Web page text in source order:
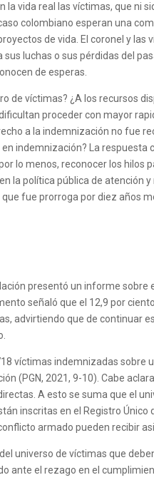
la vida real las víctimas, que ni
colombiano esperan una
de vida. El coronel y
luchas o sus pérdidas del
de esperas.
de víctimas? ¿A los recursos
proceder con mayor
a la indemnización no fue
indemnización? La respuesta
lo menos, reconocer los hilos
la política pública de atención
fue prorroga por diez años
presentó un informe
señaló que el 12,9 por
advirtiendo que de continuar
víctimas indemnizadas sobre
(PGN, 2021, 9-10). Cabe
A esto se suma que el
inscritas en el Registro Único
armado pueden recibir
universo de víctimas que
ante el rezago en el